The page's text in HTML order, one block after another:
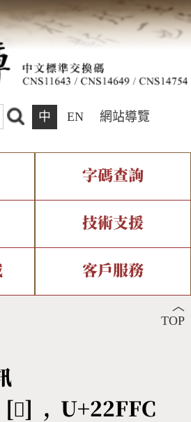
中 EN 網站導覽
全字庫現況
專有名詞介紹
字碼查詢
部件查詢
注音查詢
Unicode查詢
技術支援
造字解決方案
轉碼Web Service
工具
客戶服務
︿
TOP
, U+22FFC